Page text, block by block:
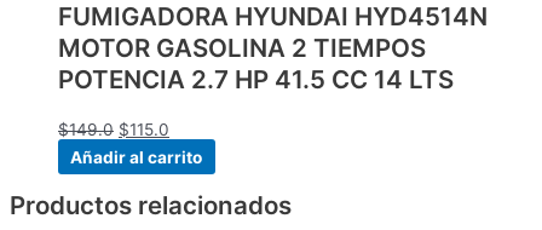
FUMIGADORA HYUNDAI HYD4514N
MOTOR GASOLINA 2 TIEMPOS
POTENCIA 2.7 HP 41.5 CC 14 LTS
$149.0 $115.0
Añadir al carrito
Productos relacionados